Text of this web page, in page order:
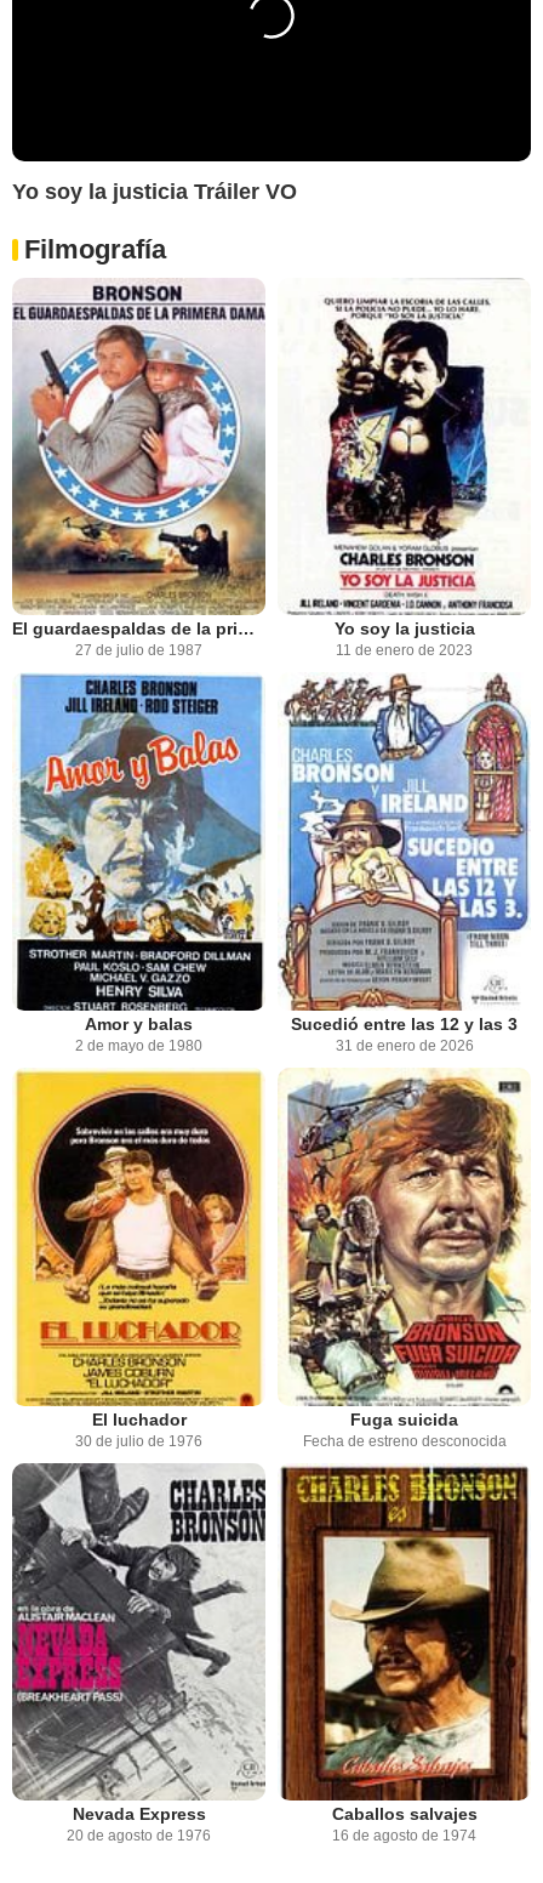
Yo soy la justicia Tráiler VO
Filmografía
El guardaespaldas de la primera dama
27 de julio de 1987
Yo soy la justicia
11 de enero de 2023
Amor y balas
2 de mayo de 1980
Sucedió entre las 12 y las 3
31 de enero de 2026
El luchador
30 de julio de 1976
Fuga suicida
Fecha de estreno desconocida
Nevada Express
20 de agosto de 1976
Caballos salvajes
16 de agosto de 1974